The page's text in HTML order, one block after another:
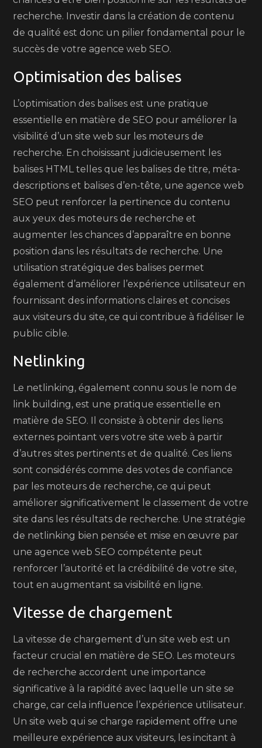
recherche. Investir dans la création de contenu
de qualité est donc un pilier fondamental pour le
succès de votre agence web SEO.
Optimisation des balises
L’optimisation des balises est une pratique
essentielle en matière de SEO pour améliorer la
visibilité d’un site web sur les moteurs de
recherche. En choisissant judicieusement les
balises HTML telles que les balises de titre, méta-
descriptions et balises d’en-tête, une agence web
SEO peut renforcer la pertinence du contenu
aux yeux des moteurs de recherche et
augmenter les chances d’apparaître en bonne
position dans les résultats de recherche. Une
utilisation stratégique des balises permet
également d’améliorer l’expérience utilisateur en
fournissant des informations claires et concises
aux visiteurs du site, ce qui contribue à fidéliser le
public cible.
Netlinking
Le netlinking, également connu sous le nom de
link building, est une pratique essentielle en
matière de SEO. Il consiste à obtenir des liens
externes pointant vers votre site web à partir
d’autres sites pertinents et de qualité. Ces liens
sont considérés comme des votes de confiance
par les moteurs de recherche, ce qui peut
améliorer significativement le classement de votre
site dans les résultats de recherche. Une stratégie
de netlinking bien pensée et mise en œuvre par
une agence web SEO compétente peut
renforcer l’autorité et la crédibilité de votre site,
tout en augmentant sa visibilité en ligne.
Vitesse de chargement
La vitesse de chargement d’un site web est un
facteur crucial en matière de SEO. Les moteurs
de recherche accordent une importance
significative à la rapidité avec laquelle un site se
charge, car cela influence l’expérience utilisateur.
Un site web qui se charge rapidement offre une
meilleure expérience aux visiteurs, les incitant à